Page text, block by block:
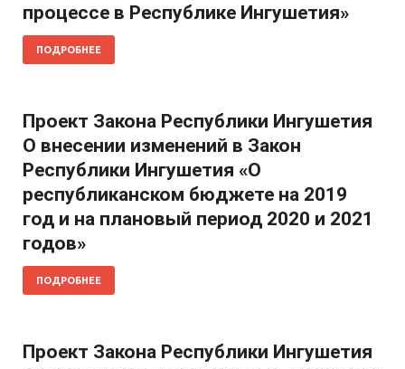
процессе в Республике Ингушетия»
ПОДРОБНЕЕ
Проект Закона Республики Ингушетия
О внесении изменений в Закон
Республики Ингушетия «О
республиканском бюджете на 2019
год и на плановый период 2020 и 2021
годов»
ПОДРОБНЕЕ
Проект Закона Республики Ингушетия